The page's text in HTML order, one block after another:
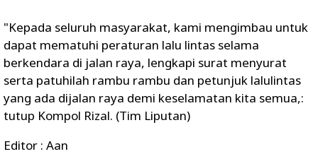
"Kepada seluruh masyarakat, kami mengimbau untuk
dapat mematuhi peraturan lalu lintas selama
berkendara di jalan raya, lengkapi surat menyurat
serta patuhilah rambu rambu dan petunjuk lalulintas
yang ada dijalan raya demi keselamatan kita semua,:
tutup Kompol Rizal. (Tim Liputan)
Editor : Aan